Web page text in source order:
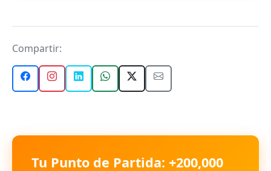
Compartir:
Tu Punto de Partida: +200,000